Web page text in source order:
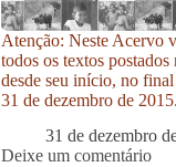
Atenção: Neste Acervo
todos os textos postados
desde seu início, no
31 de dezembro de 2015.
31 de dezembro
Deixe um comentário